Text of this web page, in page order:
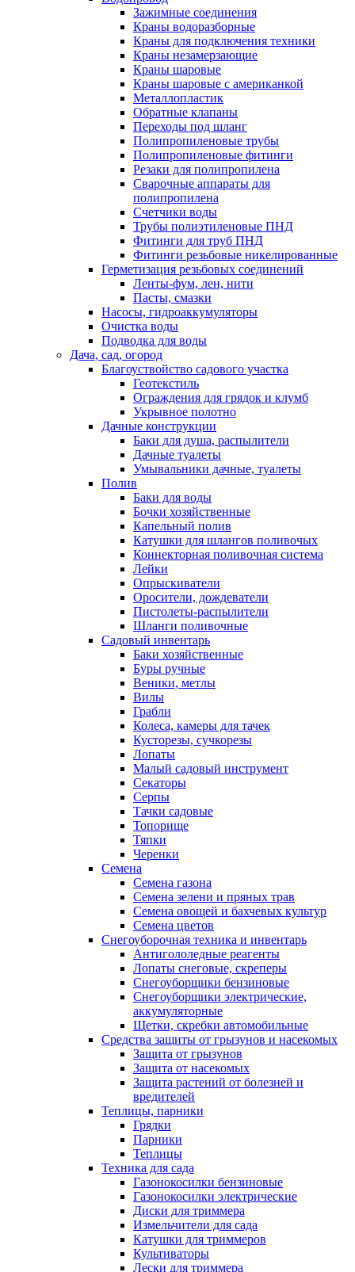
Зажимные соединения
Краны водоразборные
Краны для подключения техники
Краны незамерзающие
Краны шаровые
Краны шаровые с американкой
Металлопластик
Обратные клапаны
Переходы под шланг
Полипропиленовые трубы
Полипропиленовые фитинги
Резаки для полипропилена
Сварочные аппараты для
полипропилена
Счетчики воды
Трубы полиэтиленовые ПНД
Фитинги для труб ПНД
Фитинги резьбовые никелированные
Герметизация резьбовых соединений
Ленты-фум, лен, нити
Пасты, смазки
Насосы, гидроаккумуляторы
Очистка воды
Подводка для воды
Дача, сад, огород
Благоуствойство садового участка
Геотекстиль
Ограждения для грядок и клумб
Укрывное полотно
Дачные конструкции
Баки для душа, распылители
Дачные туалеты
Умывальники дачные, туалеты
Полив
Баки для воды
Бочки хозяйственные
Капельный полив
Катушки для шлангов поливочых
Коннекторная поливочная система
Лейки
Опрыскиватели
Оросители, дождеватели
Пистолеты-распылители
Шланги поливочные
Садовый инвентарь
Баки хозяйственные
Буры ручные
Веники, метлы
Вилы
Грабли
Колеса, камеры для тачек
Кусторезы, сучкорезы
Лопаты
Малый садовый инструмент
Секаторы
Серпы
Тачки садовые
Топорище
Тяпки
Черенки
Семена
Семена газона
Семена зелени и пряных трав
Семена овощей и бахчевых культур
Семена цветов
Снегоуборочная техника и инвентарь
Антигололедные реагенты
Лопаты снеговые, скреперы
Снегоуборщики бензиновые
Снегоуборщики электрические,
аккумуляторные
Щетки, скребки автомобильные
Средства защиты от грызунов и насекомых
Защита от грызунов
Защита от насекомых
Защита растений от болезней и
вредителей
Теплицы, парники
Грядки
Парники
Теплицы
Техника для сада
Газонокосилки бензиновые
Газонокосилки электрические
Диски для триммера
Измельчители для сада
Катушки для триммеров
Культиваторы
Лески для триммера